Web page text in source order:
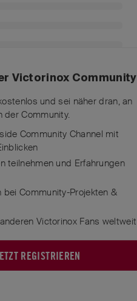
Victorinox Community
und sei näher dran, an
der Community.
Community Channel mit
teilnehmen und Erfahrungen
Community-Projekten &
Victorinox Fans weltweit
REGISTRIEREN